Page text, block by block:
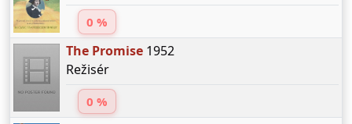
0 %
The Promise1952
Režisér
0 %